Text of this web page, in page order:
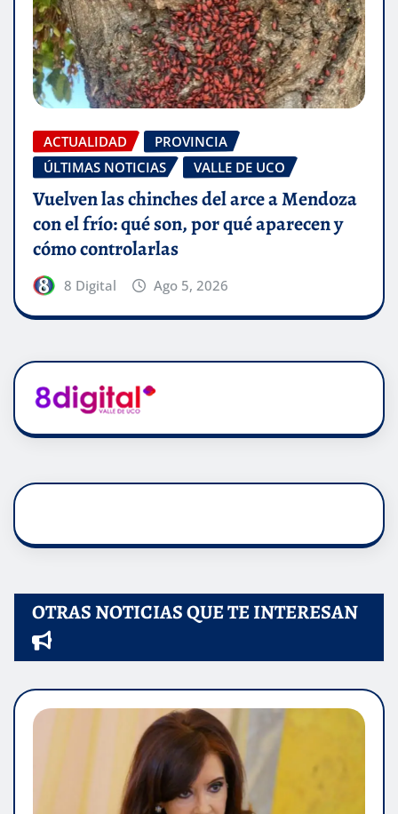
ACTUALIDAD
PROVINCIA
ÚLTIMAS NOTICIAS
VALLE DE UCO
Vuelven las chinches del arce a Mendoza
con el frío: qué son, por qué aparecen y
cómo controlarlas
8 Digital Ago 5, 2026
OTRAS NOTICIAS QUE TE INTERESAN